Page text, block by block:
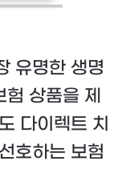
유명한 생명
상품을 제
다이렉트 치
호하는 보험